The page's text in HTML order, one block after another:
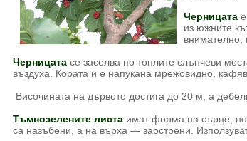
Черницата
из южните
внимателно,
Черницата се заселва по топлите слънчеви
въздуха. Кората и е напукана мрежовидно,
Височината на дървото достига до 20 м, а
Тъмнозелените листа имат форма на сърце,
са назъбени, а на върха — заострени.